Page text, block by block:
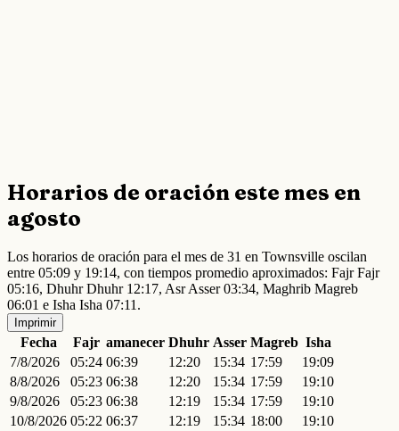
Horarios de oración este mes en
agosto
Los horarios de oración para el mes de 31 en Townsville oscilan
entre 05:09 y 19:14, con tiempos promedio aproximados: Fajr Fajr
05:16, Dhuhr Dhuhr 12:17, Asr Asser 03:34, Maghrib Magreb
06:01 e Isha Isha 07:11.
Imprimir
Fecha Fajr amanecer Dhuhr Asser Magreb Isha
7/8/2026
05:24 06:39 12:20 15:34 17:59
19:09
8/8/2026
05:23 06:38 12:20 15:34 17:59
19:10
9/8/2026
05:23 06:38 12:19 15:34 17:59
19:10
10/8/2026 05:22 06:37 12:19 15:34 18:00
19:10